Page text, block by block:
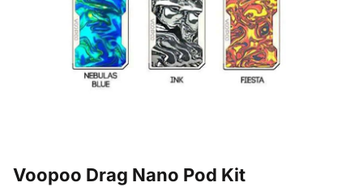
Voopoo Drag Nano Pod Kit